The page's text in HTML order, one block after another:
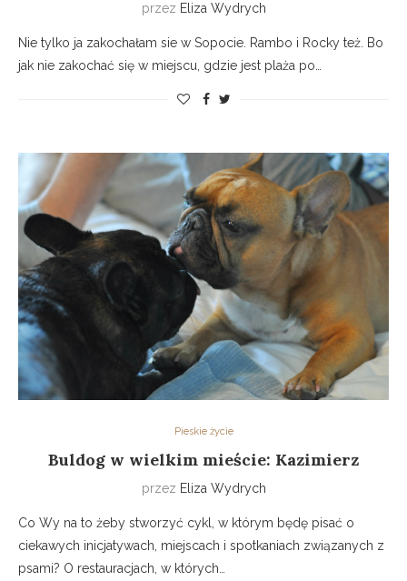
przez Eliza Wydrych
Nie tylko ja zakochałam sie w Sopocie. Rambo i Rocky też. Bo
jak nie zakochać się w miejscu, gdzie jest plaża po…
Pieskie życie
Buldog w wielkim mieście: Kazimierz
przez Eliza Wydrych
Co Wy na to żeby stworzyć cykl, w którym będę pisać o
ciekawych inicjatywach, miejscach i spotkaniach związanych z
psami? O restauracjach, w których…